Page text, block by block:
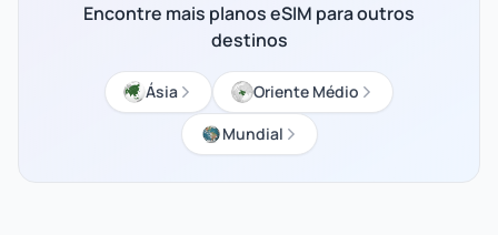
Encontre mais planos eSIM para outros
destinos
Ásia
Oriente Médio
Mundial